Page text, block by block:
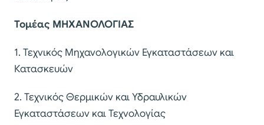
Τομέας ΜΗΧΑΝΟΛΟΓΙΑΣ
1. Τεχνικός Μηχανολογικών Εγκαταστάσεων και
Κατασκευών
2. Τεχνικός Θερμικών και Υδραυλικών
Εγκαταστάσεων και Τεχνολογίας